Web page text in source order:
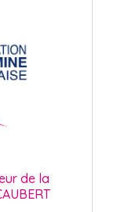
de la